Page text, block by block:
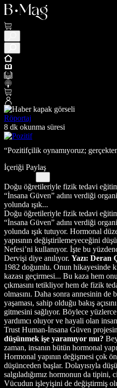
Röportaj
8 dk okunma süresi
“Pozitifçilik oynamıyoruz;
İçeriği Paylaş
Doğu öğretileriyle fizik tedavi
“İnsana Güven” adını verdiği
yolunda ışık...
Doğu öğretileriyle fizik tedavi
“İnsana Güven” adını verdiği
yolunda ışık tutuyor. Hormonal
yapısının değiştirilemeyeceğini
Nefesi’ni kullanıyor. İşte bu
Dervişi diye anılıyor. Yazı: Deran
1982 doğumlu. Onun hikayesinde
kazası geçirmesi... Bu kaza hem
çıkmasını tetikliyor hem de fizik
olmasını. Daha sonra annesinin de
yaşaması, sahip olduğu bakış
gitmesini sağlıyor. Böylece
yardımcı oluyor ve hayali olan
Trust Human-İnsana Güven
düşünmek işe yaramıyor mu?
zaman, insanın bütün hormonal
Hormonal yapının değişmesi çok
düşünceden başlar. Dolayısıyla
salgıladığımız hormonun da
Vücudun işleyişini de değiştirmiş